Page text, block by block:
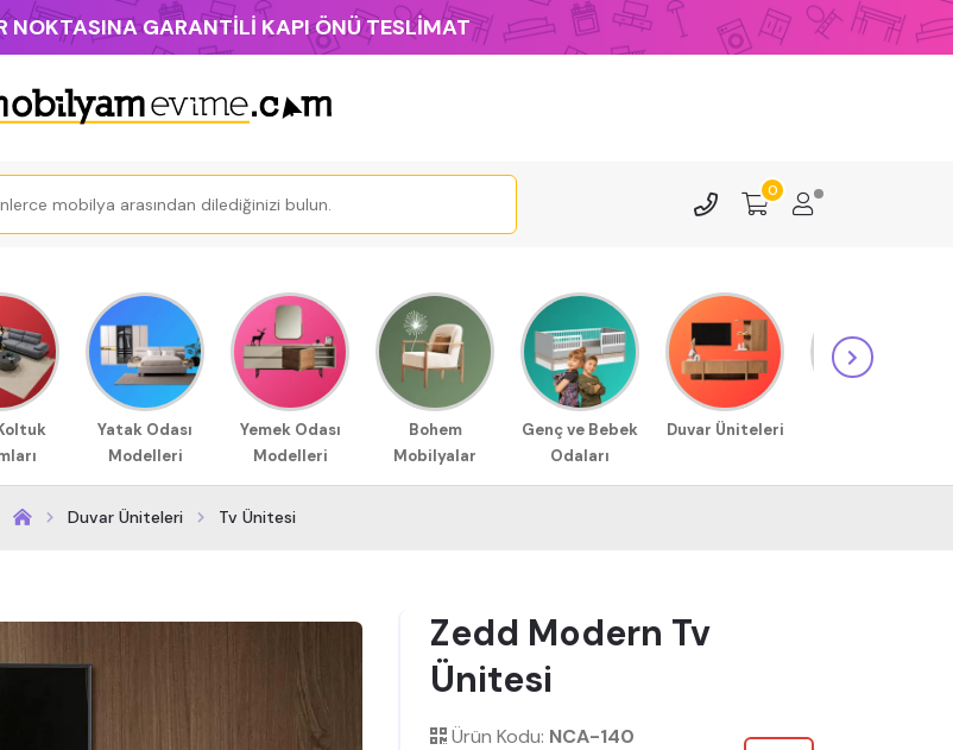
NOKTASINA GARANTİLİ KAPI ÖNÜ TESLİMAT
0
Yatak Odası
Modelleri
Yemek Odası
Modelleri
Bohem
Mobilyalar
Genç ve Bebek
Odaları
Duvar Üniteleri
Duvar Üniteleri Tv Ünitesi
Zedd Modern Tv
Ünitesi
Ürün Kodu: NCA-140